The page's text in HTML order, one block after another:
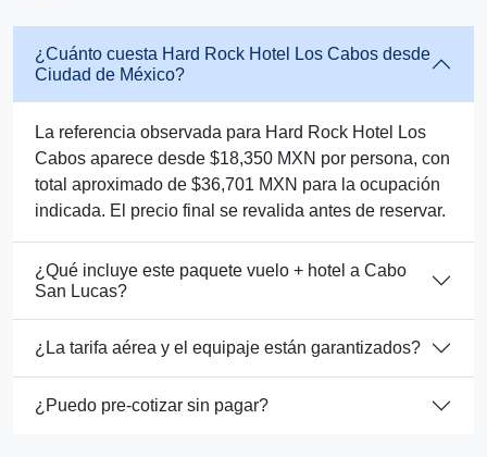
¿Cuánto cuesta Hard Rock Hotel Los Cabos desde
Ciudad de México?
La referencia observada para Hard Rock Hotel Los
Cabos aparece desde $18,350 MXN por persona, con
total aproximado de $36,701 MXN para la ocupación
indicada. El precio final se revalida antes de reservar.
¿Qué incluye este paquete vuelo + hotel a Cabo
San Lucas?
¿La tarifa aérea y el equipaje están garantizados?
¿Puedo pre-cotizar sin pagar?